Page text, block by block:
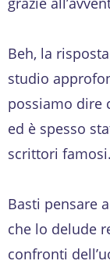
Beh, la
studio
possiamo dire
ed è spesso
scrittori famosi.
Basti pensare
che lo delude
confronti